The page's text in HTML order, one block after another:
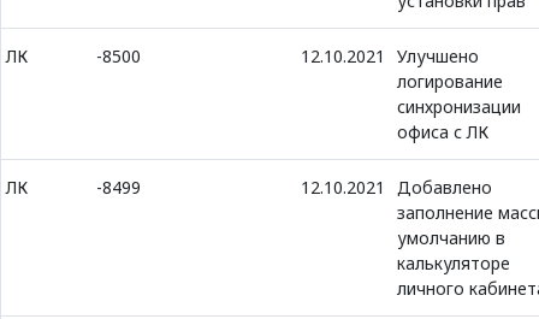
ЛК -8500 12.10.2021
Улучшено
логирование
синхронизации
офиса с ЛК
ЛК -8499 12.10.2021
Добавлено
заполнение
умолчанию в
калькуляторе
личного